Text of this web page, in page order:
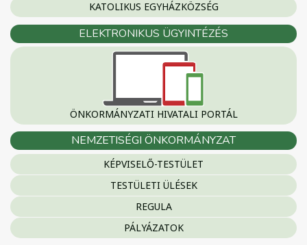
KATOLIKUS EGYHÁZKÖZSÉG
ELEKTRONIKUS ÜGYINTÉZÉS
ÖNKORMÁNYZATI HIVATALI PORTÁL
NEMZETISÉGI ÖNKORMÁNYZAT
KÉPVISELŐ-TESTÜLET
TESTÜLETI ÜLÉSEK
REGULA
PÁLYÁZATOK